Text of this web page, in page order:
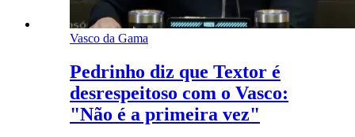
Vasco da Gama
Pedrinho diz que Textor é
desrespeitoso com o Vasco:
"Não é a primeira vez"